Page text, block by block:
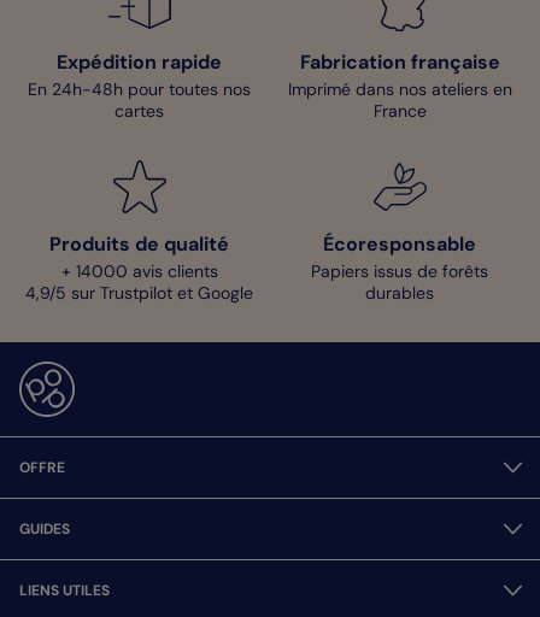
Expédition rapide
En 24h-48h pour toutes nos
cartes
Fabrication française
Imprimé dans nos ateliers en
France
Produits de qualité
+ 14000 avis clients
4,9/5 sur Trustpilot et Google
Écoresponsable
Papiers issus de forêts
durables
OFFRE
GUIDES
LIENS UTILES